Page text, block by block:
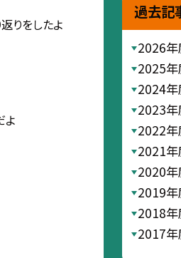
りをしたよ
よ
過去記
2026年
2025年
2024年
2023年
2022年
2021年
2020年
2019年
2018年
2017年